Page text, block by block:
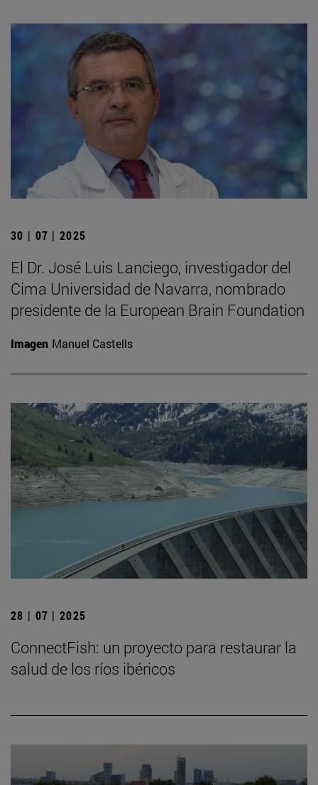
30 | 07 | 2025
El Dr. José Luis Lanciego, investigador del
Cima Universidad de Navarra, nombrado
presidente de la European Brain Foundation
Imagen Manuel Castells
28 | 07 | 2025
ConnectFish: un proyecto para restaurar la
salud de los ríos ibéricos